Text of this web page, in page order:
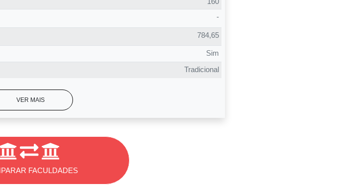
antes do início de todas as aulas
professor. Os alunos estudam o conteúdo em
método PBL.Saiba como ele funciona aqui.
no Hospital Universitário Professor Edgard
de Oliveiras, Centro Pediátrico Professor
Professor Francisco de Magalhães Neto
plantões noturnos.
-
784,65
Sim
Tradicional
VER MAIS
FACULDADES